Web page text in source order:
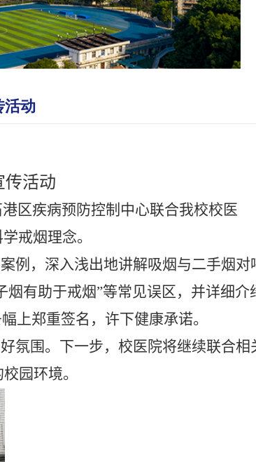
活动
传活动
港区疾病预防控制中心联合我校校医
戒烟理念。
例，深入浅出地讲解吸烟与二手烟对
有助于戒烟”等常见误区，并详细介
上郑重签名，许下健康承诺。
氛围。下一步，校医院将继续联合相
园环境。